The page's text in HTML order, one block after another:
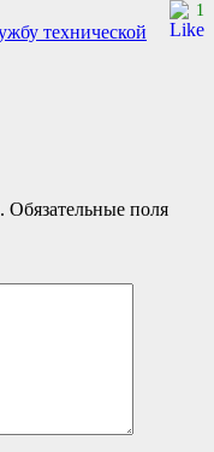
1
технической
Обязательные поля